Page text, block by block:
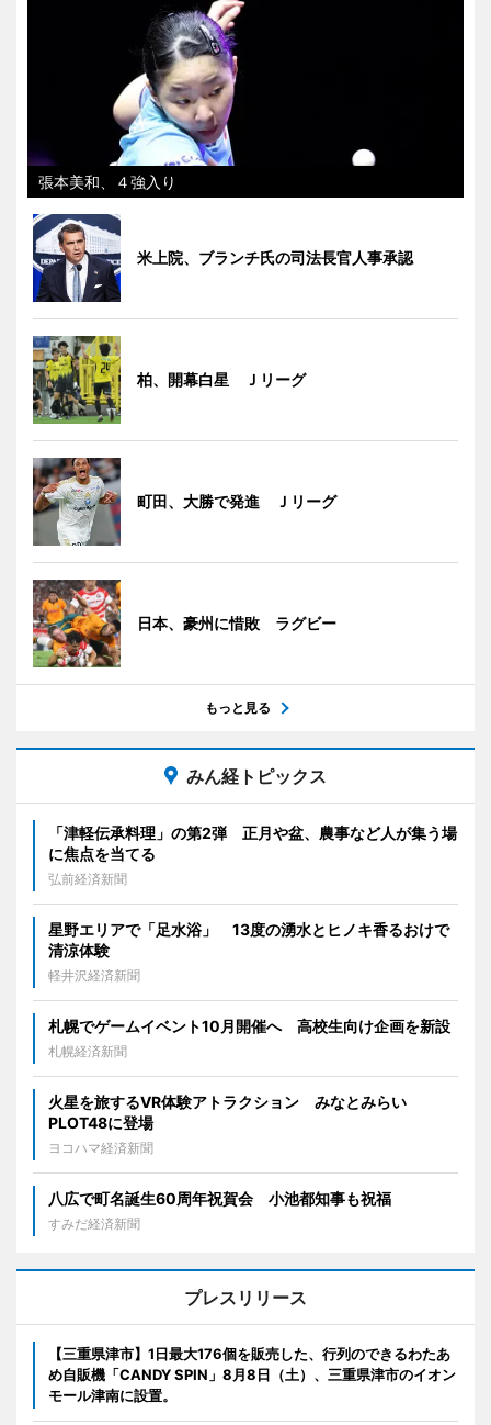
張本美和、４強入り
米上院、ブランチ氏の司法長官人事承認
柏、開幕白星 Ｊリーグ
町田、大勝で発進 Ｊリーグ
日本、豪州に惜敗 ラグビー
もっと見る
みん経トピックス
「津軽伝承料理」の第2弾 正月や盆、農事など人が集う場
に焦点を当てる
弘前経済新聞
星野エリアで「足水浴」 13度の湧水とヒノキ香るおけで
清涼体験
軽井沢経済新聞
札幌でゲームイベント10月開催へ 高校生向け企画を新設
札幌経済新聞
火星を旅するVR体験アトラクション みなとみらい
PLOT48に登場
ヨコハマ経済新聞
八広で町名誕生60周年祝賀会 小池都知事も祝福
すみだ経済新聞
プレスリリース
【三重県津市】1日最大176個を販売した、行列のできるわたあ
め自販機「CANDY SPIN」8月8日（土）、三重県津市のイオン
モール津南に設置。